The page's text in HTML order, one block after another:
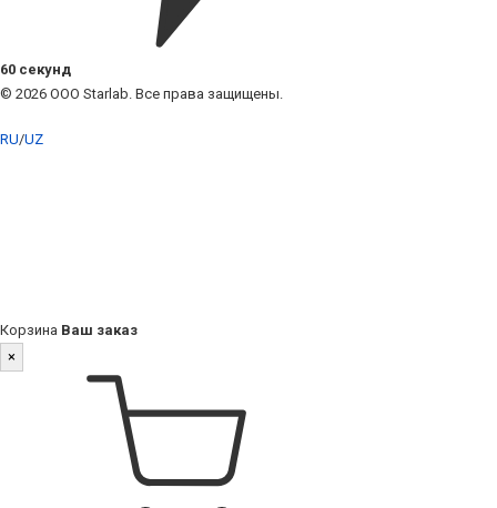
60 секунд
© 2026 ООО Starlab. Все права защищены.
RU/UZ
Корзина Ваш заказ
×